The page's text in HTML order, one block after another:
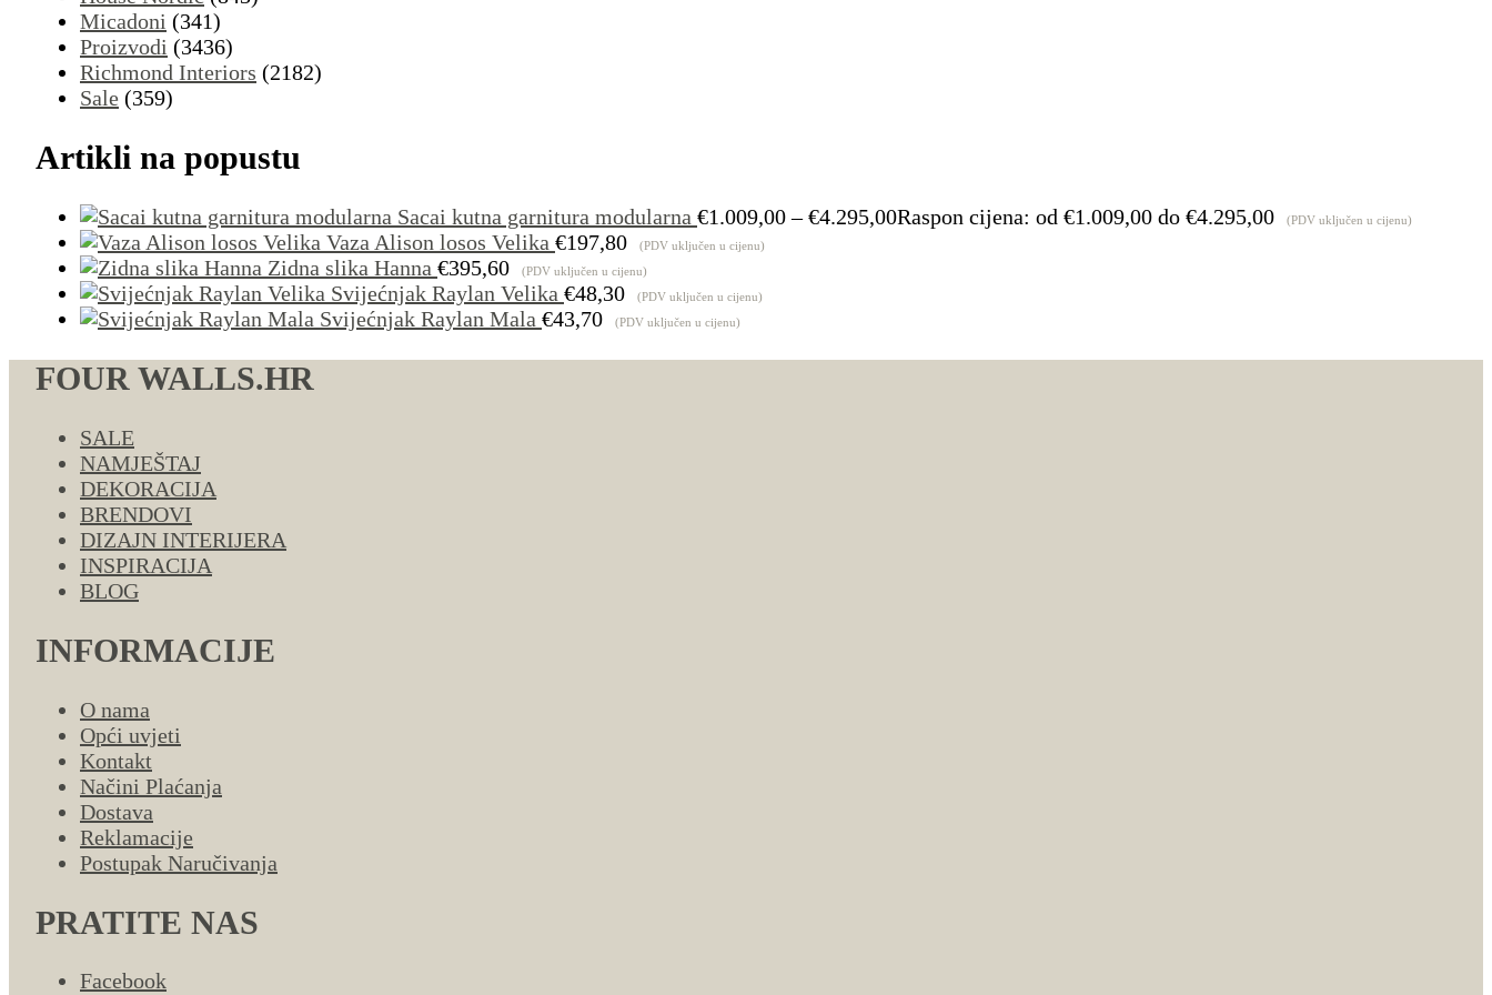
Micadoni (341)
Proizvodi (3436)
Richmond Interiors (2182)
Sale (359)
Artikli na popustu
Sacai kutna garnitura modularna €1.009,00 – €4.295,00Raspon cijena: od €1.009,00 do €4.295,00 (PDV uključen u cijenu)
Vaza Alison losos Velika €197,80 (PDV uključen u cijenu)
Zidna slika Hanna €395,60 (PDV uključen u cijenu)
Svijećnjak Raylan Velika €48,30 (PDV uključen u cijenu)
Svijećnjak Raylan Mala €43,70 (PDV uključen u cijenu)
FOUR WALLS.HR
SALE
NAMJEŠTAJ
DEKORACIJA
BRENDOVI
DIZAJN INTERIJERA
INSPIRACIJA
BLOG
INFORMACIJE
O nama
Opći uvjeti
Kontakt
Načini Plaćanja
Dostava
Reklamacije
Postupak Naručivanja
PRATITE NAS
Facebook